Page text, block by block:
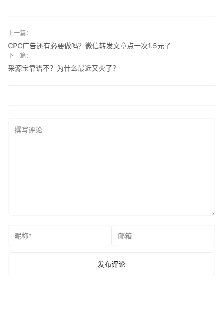
上一篇：
CPC广告还有必要做吗？微信转发文章点一次1.5元了
下一篇：
采源宝靠谱不？为什么最近又火了？